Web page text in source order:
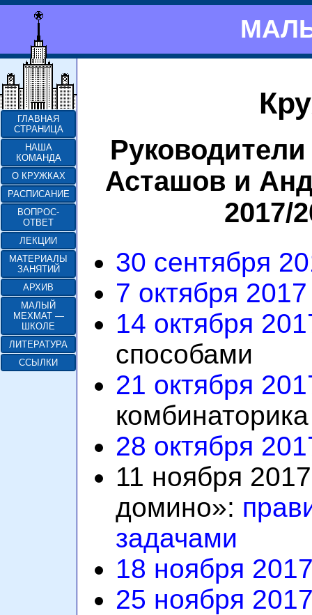
ГЛАВНАЯ
СТРАНИЦА
НАША
КОМАНДА
О КРУЖКАХ
РАСПИСАНИЕ
ВОПРОС-
ОТВЕТ
ЛЕКЦИИ
МАТЕРИАЛЫ
ЗАНЯТИЙ
АРХИВ
МАЛЫЙ
МЕХМАТ —
ШКОЛЕ
ЛИТЕРАТУРА
ССЫЛКИ
Асташов и
2017/
30 сентября
7 октября 2017
14 октября
способами
21 октября
комбинаторика
28 октября
11 ноября
домино»:
задачами
18 ноября
25 ноября 2017